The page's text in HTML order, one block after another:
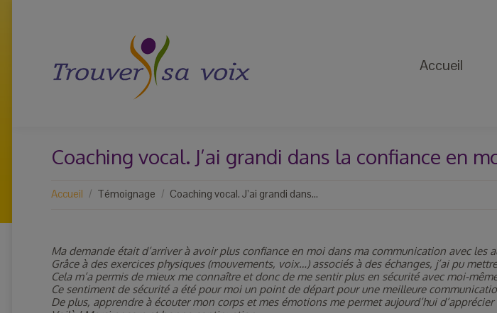
Accueil
Coaching vocal. J’ai grandi dans la confiance en
Vous êtes ici :
Accueil Témoignage Coaching vocal. J’ai grandi dans…
Ma demande était d’arriver à avoir plus confiance en moi dans ma communication avec les
Grâce à des exercices physiques (mouvements, voix…) associés à des échanges, j’ai pu
Cela m’a permis de mieux me connaître et donc de me sentir plus en sécurité avec moi-
Ce sentiment de sécurité a été pour moi un point de départ pour une meilleure
De plus, apprendre à écouter mon corps et mes émotions me permet aujourd’hui